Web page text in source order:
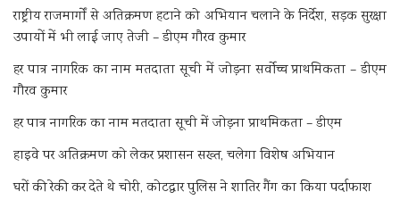
राष्ट्रीय राजमार्गों से अतिक्रमण हटाने को अभियान चलाने के निर्देश, सड़क सुरक्षा
उपायों में भी लाई जाए तेजी – डीएम गौरव कुमार
हर पात्र नागरिक का नाम मतदाता सूची में जोड़ना सर्वोच्च प्राथमिकता – डीएम
गौरव कुमार
हर पात्र नागरिक का नाम मतदाता सूची में जोड़ना प्राथमिकता – डीएम
हाइवे पर अतिक्रमण को लेकर प्रशासन सख्त, चलेगा विशेष अभियान
घरों की रेकी कर देते थे चोरी, कोटद्वार पुलिस ने शातिर गैंग का किया पर्दाफाश